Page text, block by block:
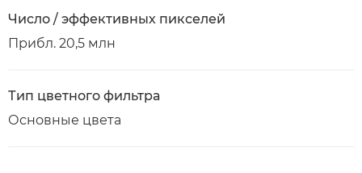
Число / эффективных пикселей
Прибл. 20,5 млн
Тип цветного фильтра
Основные цвета